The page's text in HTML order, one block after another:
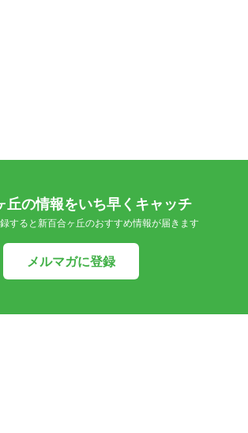
丘の情報をいち早くキャッチ
すると新百合ヶ丘のおすすめ情報が届きます
メルマガに登録